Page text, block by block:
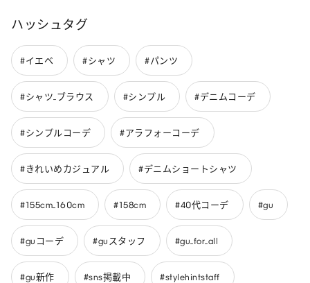
ハッシュタグ
#イエベ #シャツ #パンツ
#シャツ_ブラウス #シンプル #デニムコーデ
#シンプルコーデ #アラフォーコーデ
#きれいめカジュアル #デニムショートシャツ
#155cm_160cm #158cm #40代コーデ #gu
#guコーデ #guスタッフ #gu_for_all
#gu新作 #sns掲載中 #stylehintstaff